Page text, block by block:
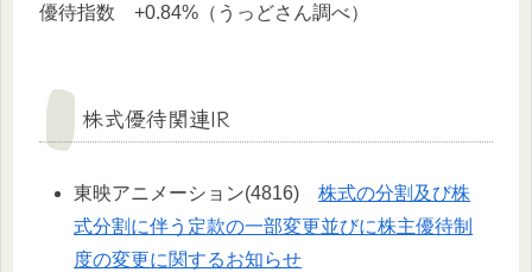
優待指数 +0.84%（うっどさん調べ）
株式優待関連IR
東映アニメーション(4816)株式の分割及び株
式分割に伴う定款の一部変更並びに株主優待制
度の変更に関するお知らせ